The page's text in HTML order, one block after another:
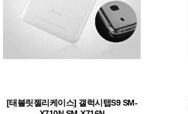
[태블릿젤리케이스] 갤럭시탭S9 SM-